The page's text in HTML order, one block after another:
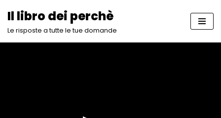
Vai
Il libro dei perchè
Le risposte a tutte le tue domande